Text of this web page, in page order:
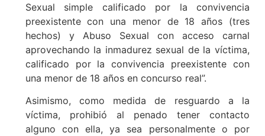
Sexual simple calificado por la convivencia
preexistente con una menor de 18 años (tres
hechos) y Abuso Sexual con acceso carnal
aprovechando la inmadurez sexual de la víctima,
calificado por la convivencia preexistente con
una menor de 18 años en concurso real”.
Asimismo, como medida de resguardo a la
víctima, prohibió al penado tener contacto
alguno con ella, ya sea personalmente o por